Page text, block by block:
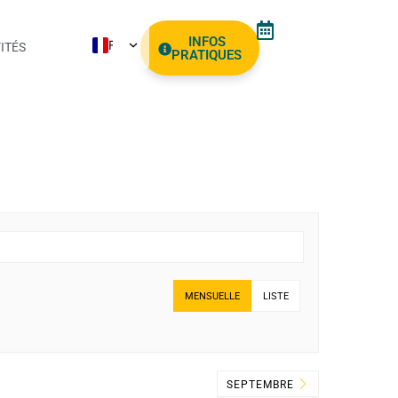
INFOS
PRATIQUES
MENSUELLE LISTE
SEPTEMBRE